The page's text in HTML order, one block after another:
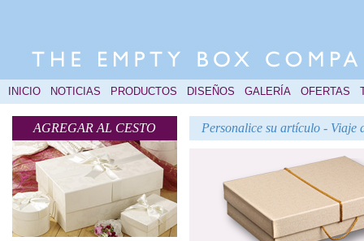
INICIO NOTICIAS PRODUCTOS DISEÑOS GALERÍA OFERTAS
AGREGAR AL CESTO Personalice su artículo - Viaje